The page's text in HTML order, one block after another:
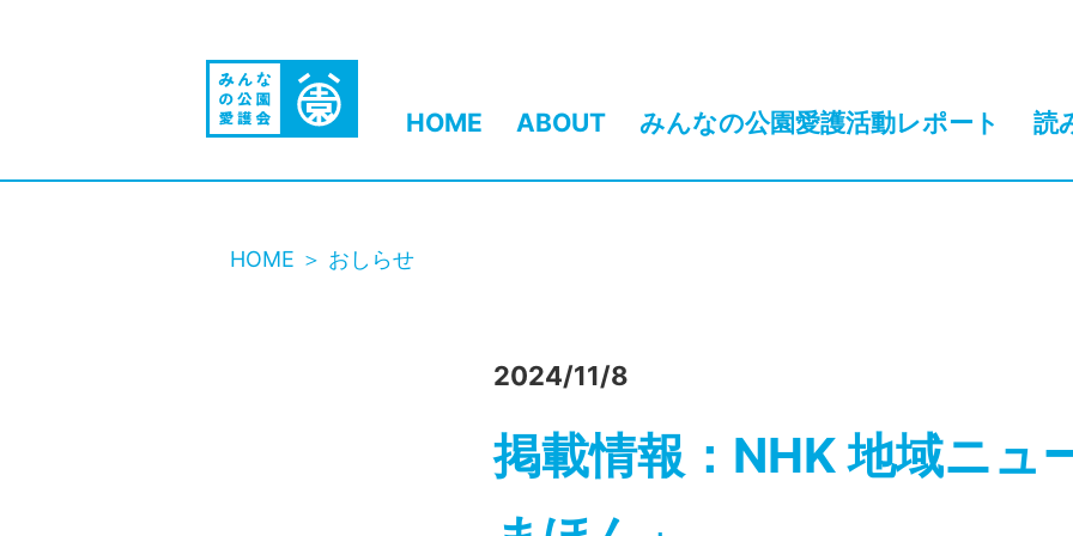
HOME ABOUT みんなの公園愛護活動レポート 読
HOME おしらせ
2024/11/8
掲載情報：NHK 地域ニュ